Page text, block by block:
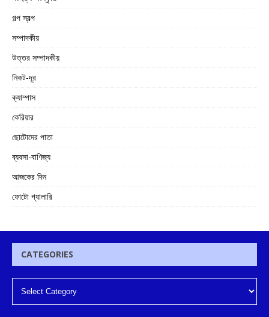
গল্প স্বল্প
সম্পাদকীয়
উত্তর সম্পাদকীয়
নিকট-দূর
ক্যাম্পাস
কেরিয়ার
ছোটোদের পাতা
ব্যবসা-বাণিজ্য
আজকের দিন
ফোটো গ্যালারি
CATEGORIES